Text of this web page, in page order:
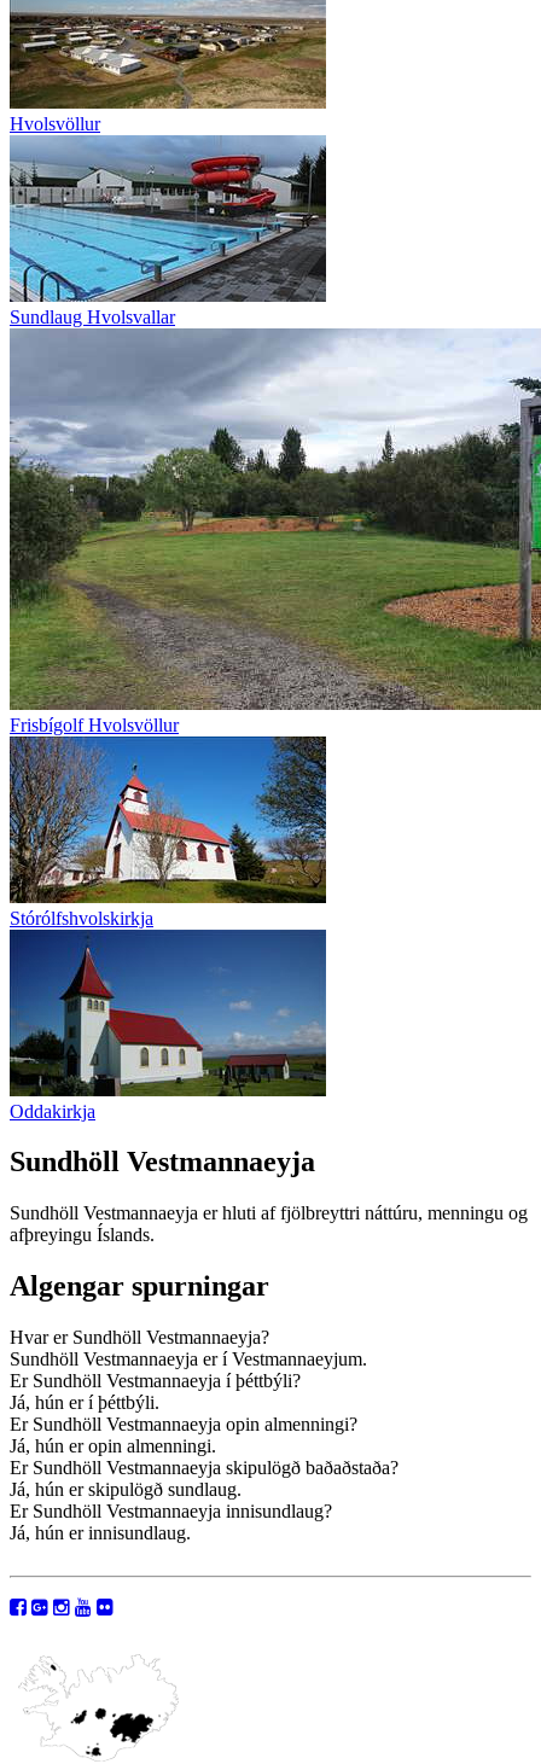
Hvolsvöllur
Sundlaug Hvolsvallar
Frisbígolf Hvolsvöllur
Stórólfshvolskirkja
Oddakirkja
Sundhöll Vestmannaeyja
Sundhöll Vestmannaeyja er hluti af fjölbreyttri náttúru, menningu og
afþreyingu Íslands.
Algengar spurningar
Hvar er Sundhöll Vestmannaeyja?
Sundhöll Vestmannaeyja er í Vestmannaeyjum.
Er Sundhöll Vestmannaeyja í þéttbýli?
Já, hún er í þéttbýli.
Er Sundhöll Vestmannaeyja opin almenningi?
Já, hún er opin almenningi.
Er Sundhöll Vestmannaeyja skipulögð baðaðstaða?
Já, hún er skipulögð sundlaug.
Er Sundhöll Vestmannaeyja innisundlaug?
Já, hún er innisundlaug.